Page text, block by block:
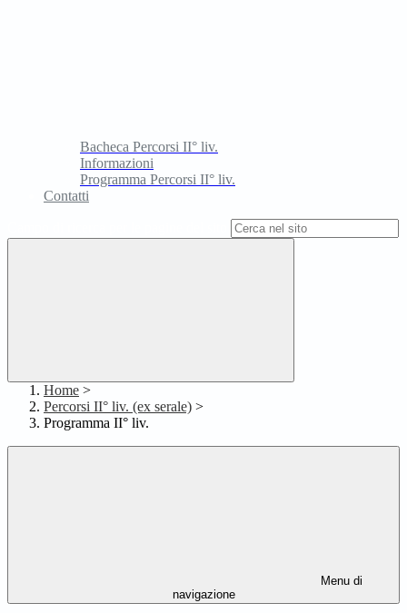
Bacheca Percorsi II° liv.
Informazioni
Programma Percorsi II° liv.
Contatti
Home >
Percorsi II° liv. (ex serale) >
Programma II° liv.
Menu di
navigazione